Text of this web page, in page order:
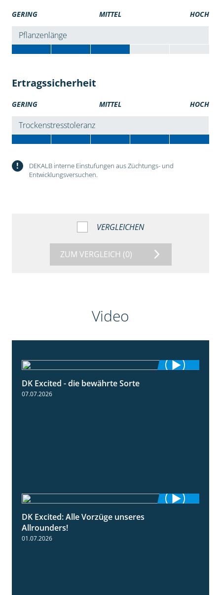
GERING MITTEL HOCH
Pflanzenlänge
Ertragssicherheit
GERING MITTEL HOCH
Trockenstresstoleranz
!
DEKALB interne Einstufungen aus Züchtungs- und
Entwicklungsversuchen.
VERGLEICHEN
ZUM VERGLEICH (0)
Video
DK Excited - die bewährte Sorte
07.07.2026
DK Excited: Alle Vorzüge unseres
Allrounders!
01.07.2026